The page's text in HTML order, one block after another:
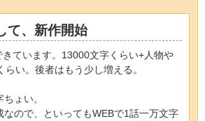
て、新作開始
ています。13000文字くらい+人物や
い。後者はもう少し増える。
ょい。
なので、といってもWEBで1話一万文字